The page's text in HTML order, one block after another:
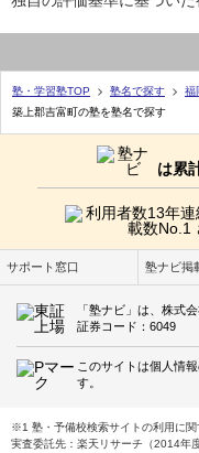
塾・学習塾TOP 塾名で探す
福
築上郡吉富町の塾を塾名で探す
は累
サポート窓口 塾ナビ掲
「塾ナビ」は、株式
証券コード：6049
このサイトは個人情
す。
※1 塾・予備校検索サイトの利用に
実査委託先：楽天リサーチ（2014年